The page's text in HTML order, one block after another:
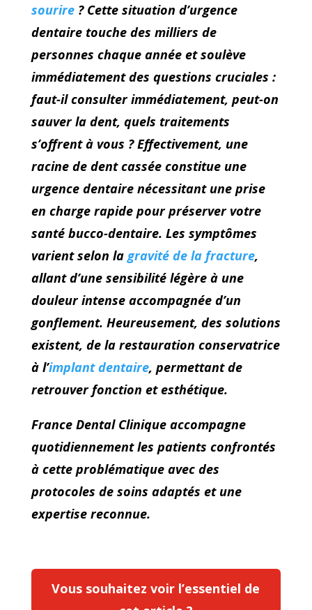
sourire? Cette situation d’urgence
dentaire touche des milliers de
personnes chaque année et soulève
immédiatement des questions cruciales :
faut-il consulter immédiatement, peut-on
sauver la dent, quels traitements
s’offrent à vous ? Effectivement, une
racine de dent cassée constitue une
urgence dentaire nécessitant une prise
en charge rapide pour préserver votre
santé bucco-dentaire. Les symptômes
varient selon la gravité de la fracture,
allant d’une sensibilité légère à une
douleur intense accompagnée d’un
gonflement. Heureusement, des solutions
existent, de la restauration conservatrice
à l’implant dentaire, permettant de
retrouver fonction et esthétique.
France Dental Clinique accompagne
quotidiennement les patients confrontés
à cette problématique avec des
protocoles de soins adaptés et une
expertise reconnue.
Vous souhaitez voir l’essentiel de